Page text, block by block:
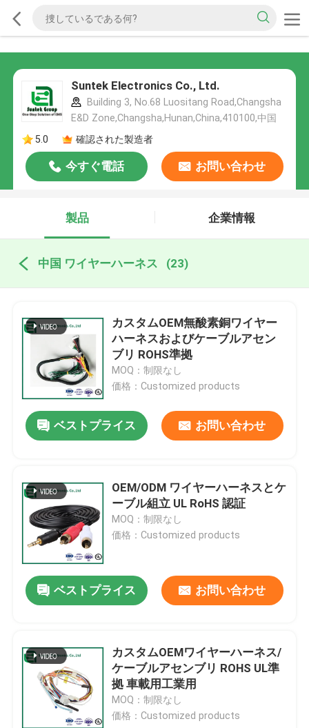
Suntek Electronics Co., Ltd.
Building 3, No.68 Luositang Road,Changsha
E&D Zone,Changsha,Hunan,China,410100,中国
5.0
確認された製造者
今すぐ電話 お問い合わせ
製品 企業情報
中国 ワイヤーハーネス (23)
カスタムOEM無酸素銅ワイヤー
ハーネスおよびケーブルアセン
ブリ ROHS準拠
MOQ：制限なし
価格：Customized products
ベストプライス お問い合わせ
OEM/ODM ワイヤーハーネスとケ
ーブル組立 UL RoHS 認証
MOQ：制限なし
価格：Customized products
ベストプライス お問い合わせ
カスタムOEMワイヤーハーネス/
ケーブルアセンブリ ROHS UL準
拠 車載用工業用
MOQ：制限なし
価格：Customized products